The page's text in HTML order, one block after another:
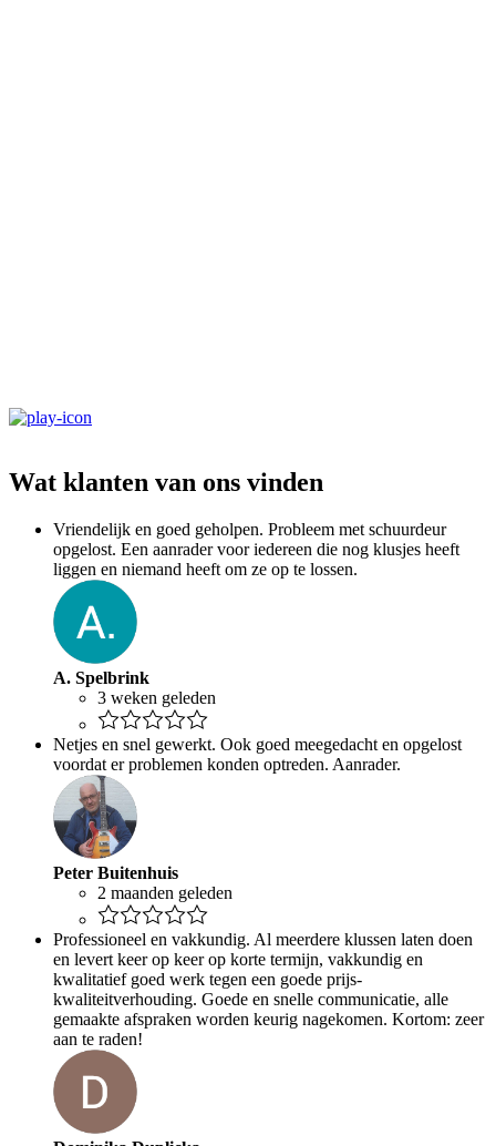
Wat klanten van ons vinden
Vriendelijk en goed geholpen. Probleem met schuurdeur
opgelost. Een aanrader voor iedereen die nog klusjes heeft
liggen en niemand heeft om ze op te lossen.
A. Spelbrink
3 weken geleden
Netjes en snel gewerkt. Ook goed meegedacht en opgelost
voordat er problemen konden optreden. Aanrader.
Peter Buitenhuis
2 maanden geleden
Professioneel en vakkundig. Al meerdere klussen laten doen
en levert keer op keer op korte termijn, vakkundig en
kwalitatief goed werk tegen een goede prijs-
kwaliteitverhouding. Goede en snelle communicatie, alle
gemaakte afspraken worden keurig nagekomen. Kortom: zeer
aan te raden!